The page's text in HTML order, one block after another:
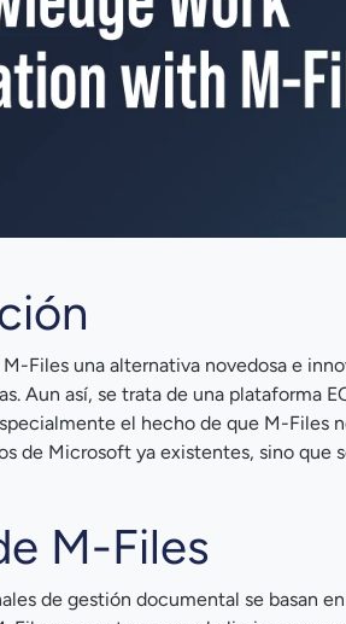
vendedor
Files una alternativa novedosa e
Aun así, se trata de una plataforma
el hecho de que M-
de Microsoft ya existentes, sino que
M-Files
de gestión documental se basan